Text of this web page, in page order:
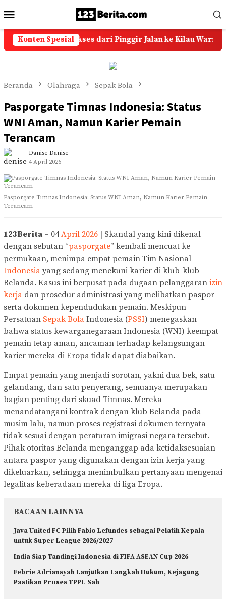
ke
kontenMobile
Konten Spesial
Akik: Kisah Sukses dari Pinggir Jalan ke Kilau Warna-
Beranda Olahraga Sepak Bola
Pasporgate Timnas Indonesia: Status
WNI Aman, Namun Karier Pemain
Terancam
Danise Danise
4 April 2026
Pasporgate Timnas Indonesia: Status WNI Aman, Namun Karier Pemain
Terancam
123Berita – 04 April 2026 | Skandal yang kini dikenal
dengan sebutan “pasporgate” kembali mencuat ke
permukaan, menimpa empat pemain Tim Nasional
Indonesia yang sedang menekuni karier di klub-klub
Belanda. Kasus ini berpusat pada dugaan pelanggaran izin
kerja dan prosedur administrasi yang melibatkan paspor
serta dokumen kependudukan pemain. Meskipun
Persatuan Sepak Bola Indonesia (PSSI) menegaskan
bahwa status kewarganegaraan Indonesia (WNI) keempat
pemain tetap aman, ancaman terhadap kelangsungan
karier mereka di Eropa tidak dapat diabaikan.
Empat pemain yang menjadi sorotan, yakni dua bek, satu
gelandang, dan satu penyerang, semuanya merupakan
bagian penting dari skuad Timnas. Mereka
menandatangani kontrak dengan klub Belanda pada
musim lalu, namun proses registrasi dokumen ternyata
tidak sesuai dengan peraturan imigrasi negara tersebut.
Pihak otoritas Belanda menganggap ada ketidaksesuaian
antara paspor yang digunakan dengan izin kerja yang
dikeluarkan, sehingga menimbulkan pertanyaan mengenai
legalitas keberadaan mereka di liga Eropa.
BACAAN LAINNYA
Java United FC Pilih Fabio Lefundes sebagai Pelatih Kepala
untuk Super League 2026/2027
India Siap Tandingi Indonesia di FIFA ASEAN Cup 2026
Febrie Adriansyah Lanjutkan Langkah Hukum, Kejagung
Pastikan Proses TPPU Sah